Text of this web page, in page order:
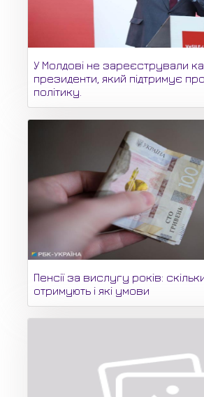
У Молдові не зареєстрували
президенти, який підтримує
політику.
Пенсії за вислугу років:
отримують і які умови